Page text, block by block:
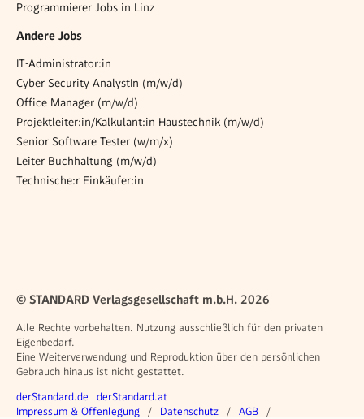
Programmierer Jobs in Linz
Andere Jobs
IT-Administrator:in
Cyber Security AnalystIn (m/w/d)
Office Manager (m/w/d)
Projektleiter:in/Kalkulant:in Haustechnik (m/w/d)
Senior Software Tester (w/m/x)
Leiter Buchhaltung (m/w/d)
Technische:r Einkäufer:in
© STANDARD Verlagsgesellschaft m.b.H. 2026
Alle Rechte vorbehalten. Nutzung ausschließlich für den privaten
Eigenbedarf.
Eine Weiterverwendung und Reproduktion über den persönlichen
Gebrauch hinaus ist nicht gestattet.
Weitere Angebote
derStandard.de derStandard.at
Rechtliches
Impressum & Offenlegung Datenschutz AGB